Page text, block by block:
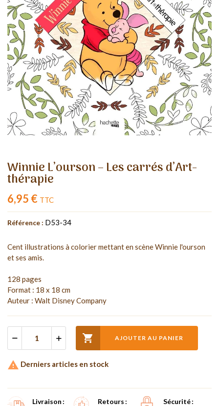
Winnie L’ourson – Les carrés d’Art-
thérapie
6,95 € TTC
Référence : D53-34
Cent illustrations à colorier mettant en scène Winnie l'ourson
et ses amis.
128 pages
Format : 18 x 18 cm
Auteur : Walt Disney Company
 AJOUTER AU PANIER
 Derniers articles en stock
Livraison Retours Sécurité